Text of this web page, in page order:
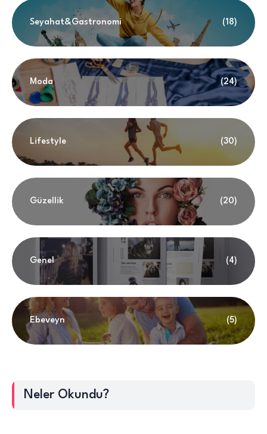
Seyahat&Gastronomi (18)
Moda (24)
Lifestyle (30)
Güzellik (20)
Genel (4)
Ebeveyn (5)
Neler Okundu?